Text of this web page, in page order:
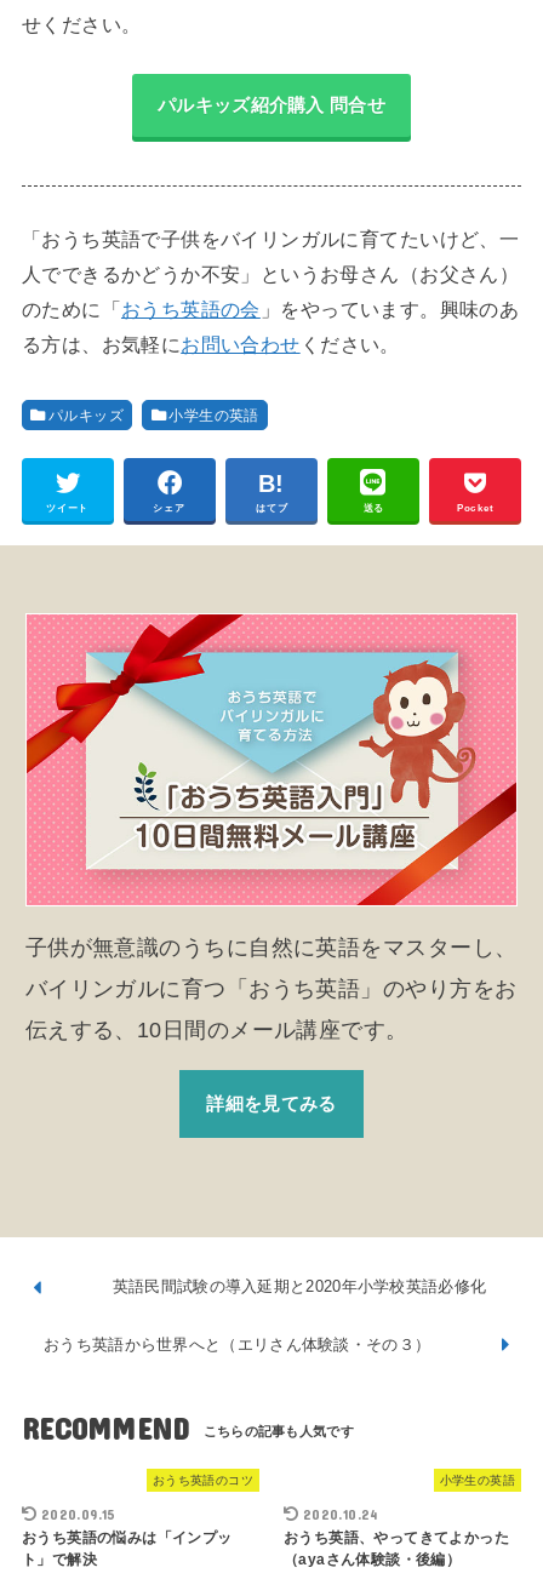
せください。
パルキッズ紹介購入 問合せ
「おうち英語で子供をバイリンガルに育てたいけど、一
人でできるかどうか不安」というお母さん（お父さん）
のために「 おうち英語の会 」をやっています。興味のあ
る方は、お気軽にお問い合わせ ください。
パルキッズ 小学生の英語
ツイート シェア はてブ 送る Pocket
子供が無意識のうちに自然に英語をマスターし、
バイリンガルに育つ「おうち英語」のやり方をお
伝えする、10日間のメール講座です。
詳細を見てみる
英語民間試験の導入延期と2020年小学校英語必修化
おうち英語から世界へと（エリさん体験談・その３）
RECOMMEND
おうち英語のコツ
2020.09.15
おうち英語の悩みは「インプッ
ト」で解決
小学生の英語
2020.10.24
おうち英語、やってきてよかった
（ayaさん体験談・後編）